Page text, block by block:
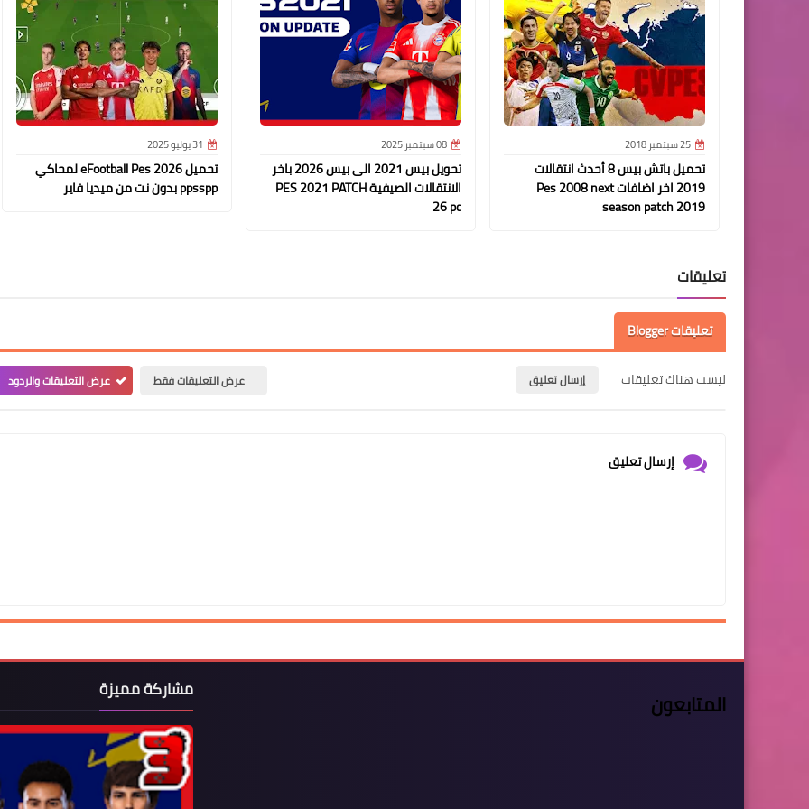
25 سبتمبر 2018
تحميل باتش بيس 8 أحدث انتقالات
2019 اخر اضافات Pes 2008 next
season patch 2019
08 سبتمبر 2025
تحويل بيس 2021 الى بيس 2026 باخر
الانتقالات الصيفية PES 2021 PATCH
26 pc
31 يوليو 2025
تحميل eFootball Pes 2026 لمحاكي
ppsspp بدون نت من ميديا فاير
تعليقات
تعليقات Blogger
ليست هناك تعليقات إرسال تعليق عرض التعليقات فقط عرض التعليقات والردود
إرسال تعليق
المتابعون مشاركة مميزة